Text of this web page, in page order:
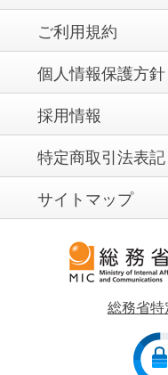
ご利用規約
個人情報保護方針
採用情報
特定商取引法表記
サイトマップ
総務省特